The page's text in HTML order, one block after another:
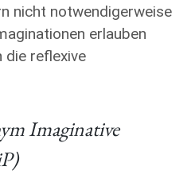
nicht notwendigerweise
erlauben
die reflexive
Imaginative